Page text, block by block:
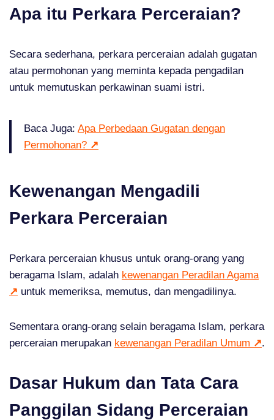
Apa itu Perkara Perceraian?
Secara sederhana, perkara perceraian adalah gugatan
atau permohonan yang meminta kepada pengadilan
untuk memutuskan perkawinan suami istri.
Baca Juga: Apa Perbedaan Gugatan dengan
Permohonan? ↗
Kewenangan Mengadili
Perkara Perceraian
Perkara perceraian khusus untuk orang-orang yang
beragama Islam, adalah kewenangan Peradilan Agama
↗ untuk memeriksa, memutus, dan mengadilinya.
Sementara orang-orang selain beragama Islam, perkara
perceraian merupakan kewenangan Peradilan Umum ↗.
Dasar Hukum dan Tata Cara
Panggilan Sidang Perceraian